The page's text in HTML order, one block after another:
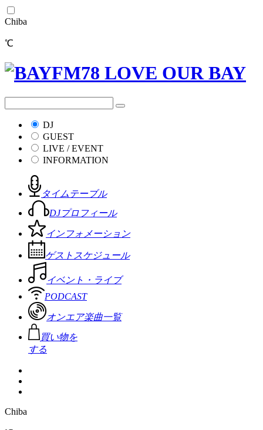
Chiba
℃
DJ
GUEST
LIVE / EVENT
INFORMATION
タイムテーブル
DJプロフィール
インフォメーション
ゲストスケジュール
イベント・ライブ
PODCAST
オンエア楽曲一覧
買い物を
する
Chiba